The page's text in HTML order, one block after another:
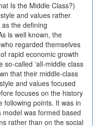
Is the Middle Class?)
and values rather
the defining
is well known, the
regarded themselves
rapid economic growth
so-called 'all-middle class
that their middle-class
and values focused
focuses on the history
following points. It was in
was formed based
rather than on the social